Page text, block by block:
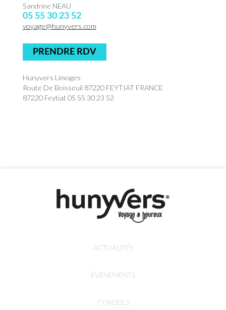
Sandrine NEAU
05 55 30 23 52
voyage@hunyvers.com
PRENDRE RDV
Hunyvers Limoges
Route De Boisseuil 87220 FEYTIAT FRANCE
87220 Feytiat 05 55 30 23 52
ACTUALITÉS
ÉVENEMENTS
CONSEILS